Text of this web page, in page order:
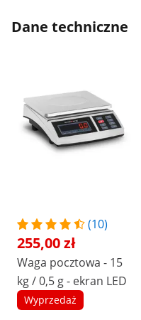
Dane techniczne
(10)
255,00 zł
Waga pocztowa - 15
kg / 0,5 g - ekran LED
Wyprzedaż